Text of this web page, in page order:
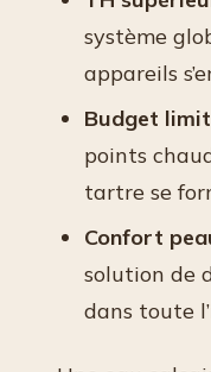
système
appareils
Budget
points
tartre se
Confort
solution de
dans toute